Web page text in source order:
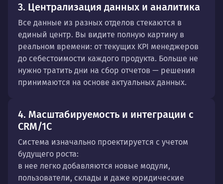
3. Централизация данных и аналитика
Все данные из разных отделов стекаются в
единый центр. Вы видите полную картину в
реальном времени: от текущих KPI менеджеров
до себестоимости каждого продукта. Больше не
нужно тратить дни на сбор отчетов — решения
принимаются на основе актуальных данных.
4. Масштабируемость и интеграции с
CRM/1C
Система изначально проектируется с учетом
будущего роста:
в нее легко добавляются новые модули,
пользователи, склады и даже юридические